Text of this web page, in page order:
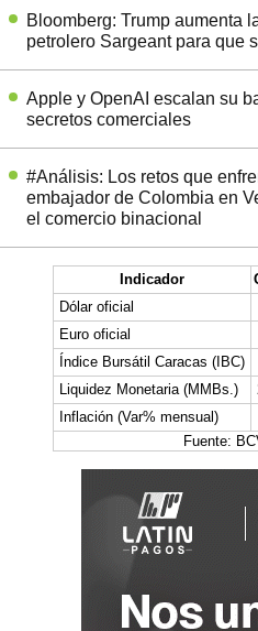
Bloomberg: Trump aumenta
petrolero Sargeant para que
Apple y OpenAI escalan su
secretos comerciales
#Análisis: Los retos que
embajador de Colombia en
el comercio binacional
Indicador
Dólar oficial
Euro oficial
Índice Bursátil Caracas (IBC)
Liquidez Monetaria (MMBs.)
Inflación (Var% mensual)
Fuente: